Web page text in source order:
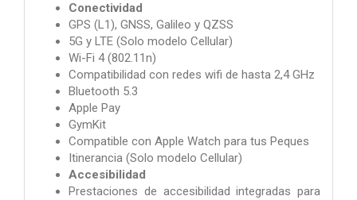
Conectividad
GPS (L1), GNSS, Galileo y QZSS
5G y LTE (Solo modelo Cellular)
Wi-Fi 4 (802.11n)
Compatibilidad con redes wifi de hasta 2,4 GHz
Bluetooth 5.3
Apple Pay
GymKit
Compatible con Apple Watch para tus Peques
Itinerancia (Solo modelo Cellular)
Accesibilidad
Prestaciones de accesibilidad integradas para